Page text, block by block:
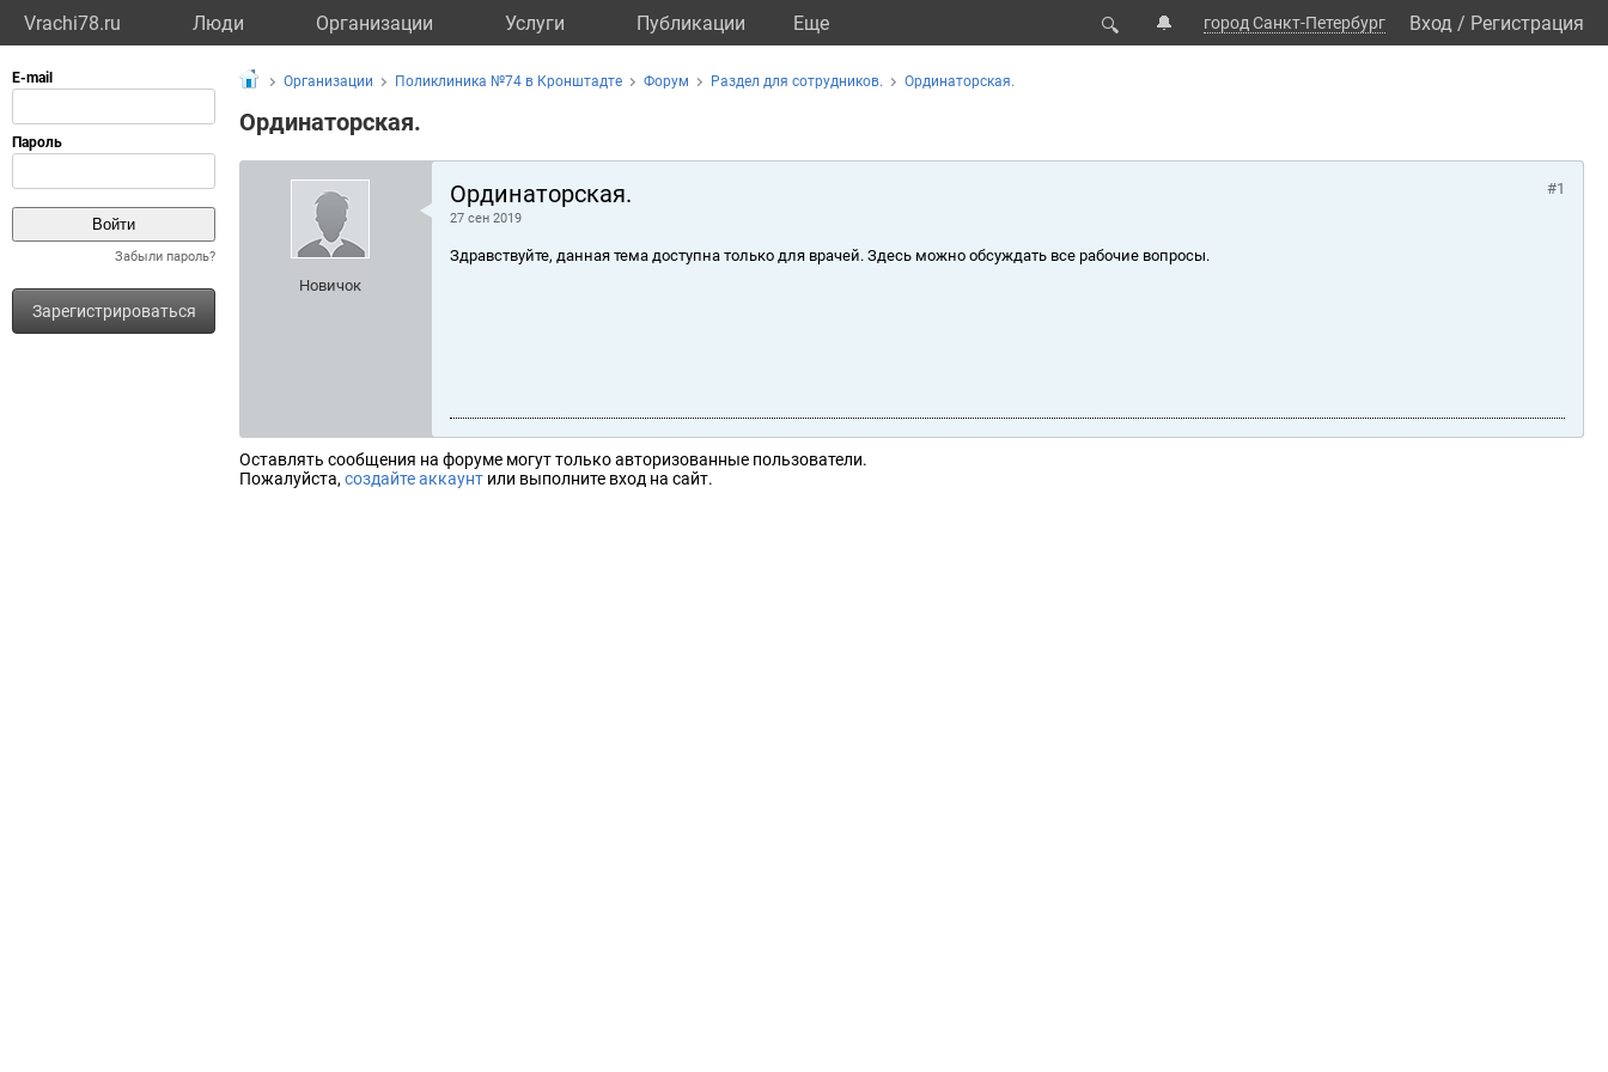
Vrachi78.ru Люди Организации Услуги Публикации Eще 🔍 🔔 город Санкт-Петербург Вход / Регистрация
Забыли пароль?
Зарегистрироваться
Организации Поликлиника №74 в Кронштадте Форум Раздел для сотрудников. Ординаторская.
Ординаторская.
Новичок
Ординаторская.
27 сен 2019
#1
Здравствуйте, данная тема доступна только для врачей. Здесь можно обсуждать все рабочие вопросы.
Оставлять сообщения на форуме могут только авторизованные пользователи.
Пожалуйста, создайте аккаунт или выполните вход на сайт.